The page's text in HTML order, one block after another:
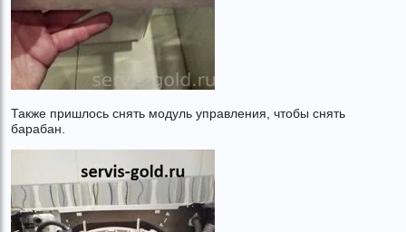
Также пришлось снять модуль управления, чтобы снять
барабан.